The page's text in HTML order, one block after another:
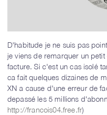
D'habitude je ne suis pas
je viens de remarquer un
facture. Si c'est un cas isolé
ca fait quelques dizaines de
XN a cause d'une erreur de
depassé les 5 millions
http://francois04.free.fr)